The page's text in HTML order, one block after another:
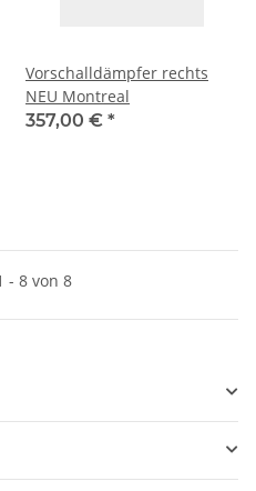
Vorschalldämpfer rechts
NEU Montreal
357,00 € *
- 8 von 8